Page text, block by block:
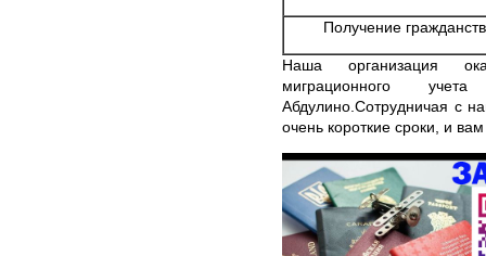
Получение
Наша организация
миграционного
Абдулино.Сотрудничая с
очень короткие сроки, и